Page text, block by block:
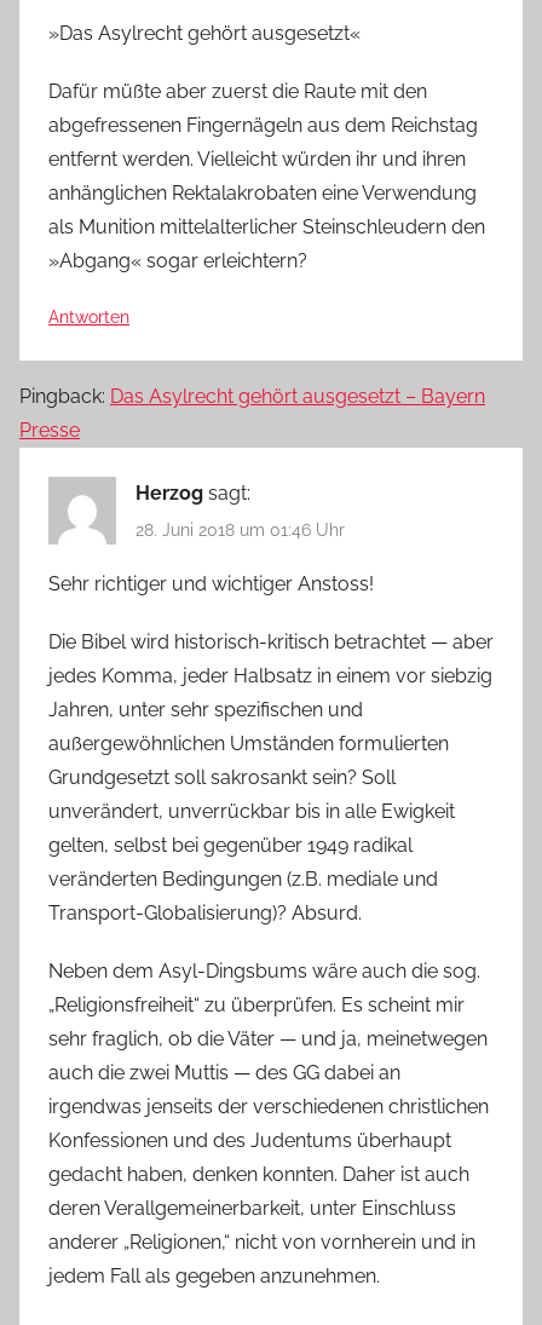
»Das Asylrecht gehört ausgesetzt«
Dafür müßte aber zuerst die Raute mit den
abgefressenen Fingernägeln aus dem Reichstag
entfernt werden. Vielleicht würden ihr und ihren
anhänglichen Rektalakrobaten eine Verwendung
als Munition mittelalterlicher Steinschleudern den
»Abgang« sogar erleichtern?
Antworten
Pingback: Das Asylrecht gehört ausgesetzt – Bayern
Presse
Herzog sagt:
28. Juni 2018 um 01:46 Uhr
Sehr richtiger und wichtiger Anstoss!
Die Bibel wird historisch-kritisch betrachtet — aber
jedes Komma, jeder Halbsatz in einem vor siebzig
Jahren, unter sehr spezifischen und
außergewöhnlichen Umständen formulierten
Grundgesetzt soll sakrosankt sein? Soll
unverändert, unverrückbar bis in alle Ewigkeit
gelten, selbst bei gegenüber 1949 radikal
veränderten Bedingungen (z.B. mediale und
Transport-Globalisierung)? Absurd.
Neben dem Asyl-Dingsbums wäre auch die sog.
„Religionsfreiheit“ zu überprüfen. Es scheint mir
sehr fraglich, ob die Väter — und ja, meinetwegen
auch die zwei Muttis — des GG dabei an
irgendwas jenseits der verschiedenen christlichen
Konfessionen und des Judentums überhaupt
gedacht haben, denken konnten. Daher ist auch
deren Verallgemeinerbarkeit, unter Einschluss
anderer „Religionen,“ nicht von vornherein und in
jedem Fall als gegeben anzunehmen.